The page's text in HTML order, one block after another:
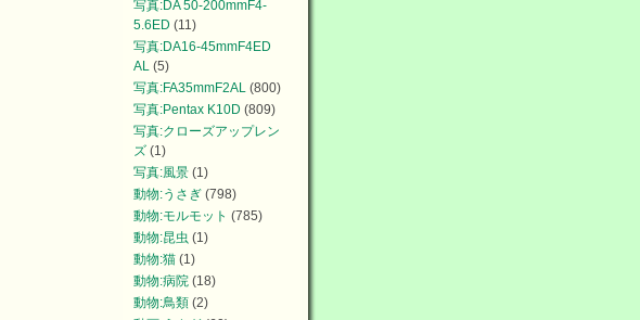
写真:DA 50-200mmF4-
5.6ED (11)
写真:DA16-45mmF4ED
AL (5)
写真:FA35mmF2AL (800)
写真:Pentax K10D (809)
写真:クローズアップレン
ズ (1)
写真:風景 (1)
動物:うさぎ (798)
動物:モルモット (785)
動物:昆虫 (1)
動物:猫 (1)
動物:病院 (18)
動物:鳥類 (2)